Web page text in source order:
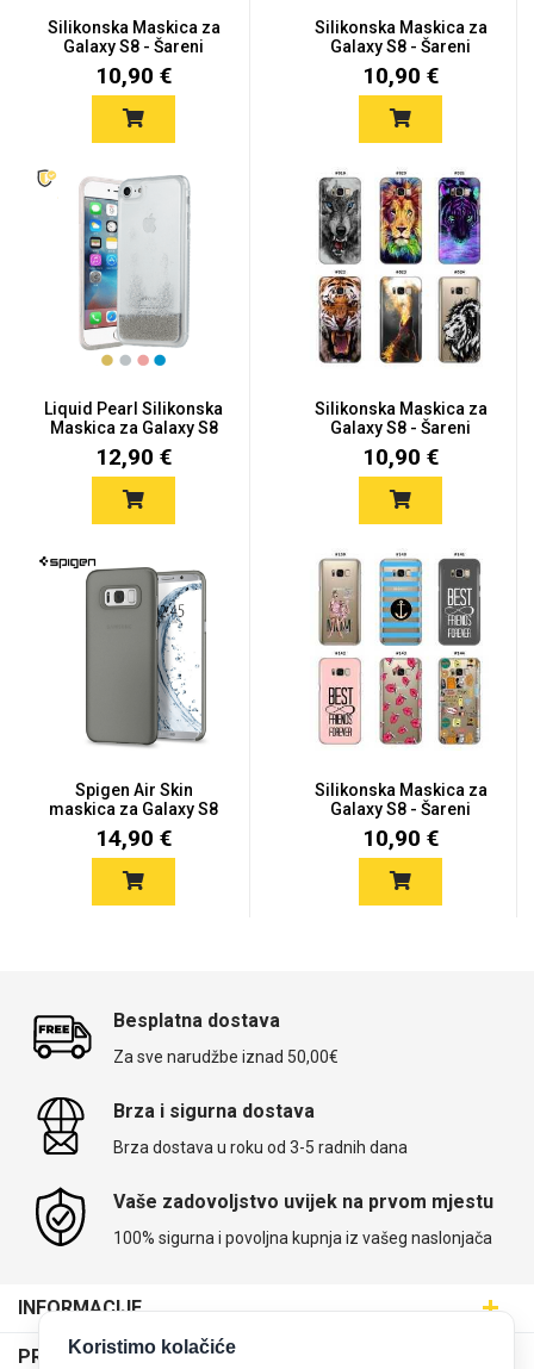
Silikonska Maskica za
Galaxy S8 - Šareni
motiv...
10,90 €
Silikonska Maskica za
Galaxy S8 - Šareni
motiv...
10,90 €
Liquid Pearl Silikonska
Maskica za Galaxy S8
-...
12,90 €
Silikonska Maskica za
Galaxy S8 - Šareni
motiv...
10,90 €
Spigen Air Skin
maskica za Galaxy S8
14,90 €
Silikonska Maskica za
Galaxy S8 - Šareni
motiv...
10,90 €
Besplatna dostava
Za sve narudžbe iznad 50,00€
Brza i sigurna dostava
Brza dostava u roku od 3-5 radnih dana
Vaše zadovoljstvo uvijek na prvom mjestu
100% sigurna i povoljna kupnja iz vašeg naslonjača
INFORMACIJE
Maskice.hr - Web trgovina
PRODAJNA MJESTA
Koristimo kolačiće